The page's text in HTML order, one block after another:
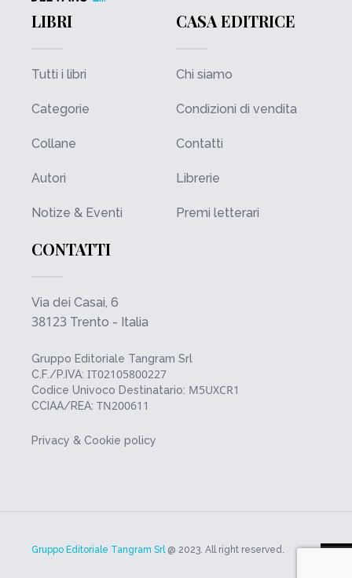
LIBRI
Tutti i libri
Categorie
Collane
Autori
Notize & Eventi
CASA EDITRICE
Chi siamo
Condizioni di vendita
Contatti
Librerie
Premi letterari
CONTATTI
Via dei Casai, 6
38123 Trento - Italia
Gruppo Editoriale Tangram Srl
C.F./P.IVA: IT02105800227
Codice Univoco Destinatario: M5UXCR1
CCIAA/REA: TN200611
Privacy & Cookie policy
Gruppo Editoriale Tangram Srl@ 2023. All right reserved.